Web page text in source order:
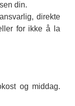
din.
direkte
for ikke å la
og middag.